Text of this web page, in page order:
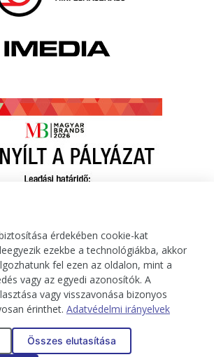
Médiaajánlat
Jogi tudnivalók
Adatkezelési tájékoztató
érdekében cookie-kat
ezekbe a technológiákba, akkor
fel ezen az oldalon, mint a
vagy az egyedi azonosítók. A
vagy visszavonása bizonyos
érinthet. Adatvédelmi irányelvek
Összes elutasítása